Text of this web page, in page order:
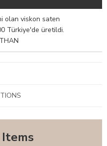
olan viskon saten
Türkiye'de üretildi.